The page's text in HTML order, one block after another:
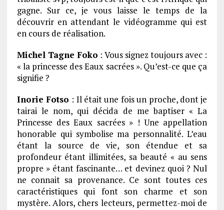
gagne. Sur ce, je vous laisse le temps de la
découvrir en attendant le vidéogramme qui est
en cours de réalisation.
Michel Tagne Foko : Vous signez toujours avec :
« la princesse des Eaux sacrées ». Qu’est-ce que ça
signifie ?
Inorie Fotso : Il était une fois un proche, dont je
tairai le nom, qui décida de me baptiser « La
Princesse des Eaux sacrées » ! Une appellation
honorable qui symbolise ma personnalité. L’eau
étant la source de vie, son étendue et sa
profondeur étant illimitées, sa beauté « au sens
propre » étant fascinante… et devinez quoi ? Nul
ne connait sa provenance. Ce sont toutes ces
caractéristiques qui font son charme et son
mystère. Alors, chers lecteurs, permettez-moi de